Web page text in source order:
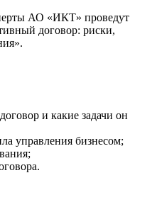
АО «ИКТ» проведут
договор: риски,
и какие задачи он
управления бизнесом;